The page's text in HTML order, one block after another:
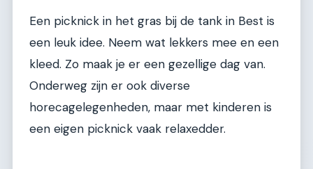
Een picknick in het gras bij de tank in Best is
een leuk idee. Neem wat lekkers mee en een
kleed. Zo maak je er een gezellige dag van.
Onderweg zijn er ook diverse
horecagelegenheden, maar met kinderen is
een eigen picknick vaak relaxedder.